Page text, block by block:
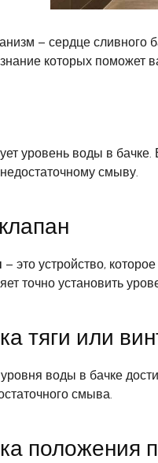
– сердце сливного
которых поможет
уровень воды в
смыву.
– это устройство,
точно установить
тяги или
воды в бачке
смыва.
положения